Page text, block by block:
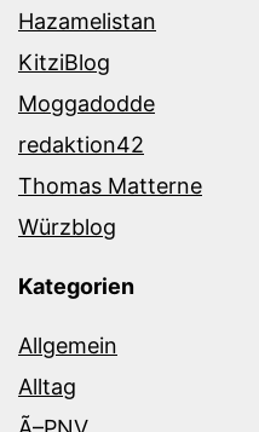
Hazamelistan
KitziBlog
Moggadodde
redaktion42
Thomas Matterne
Würzblog
Kategorien
Allgemein
Alltag